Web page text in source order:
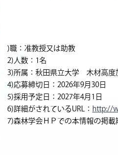
)職：准教授又は助教
2)人数：1名
3)所属：秋田県立大学 木材高度
4)応募締切日：2026年9月30日
5)採用予定日：2027年4月1日
6)詳細がされているURL： http://
7)森林学会ＨＰでの本情報の掲